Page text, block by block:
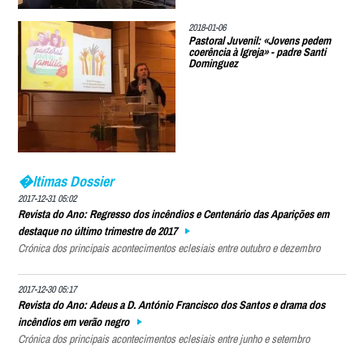
2018-01-06
Pastoral Juvenil: «Jovens pedem
coerência à Igreja» - padre Santi
Dominguez
�ltimas Dossier
2017-12-31 05:02
Revista do Ano: Regresso dos incêndios e Centenário das Aparições em
destaque no último trimestre de 2017
Crónica dos principais acontecimentos eclesiais entre outubro e dezembro
2017-12-30 05:17
Revista do Ano: Adeus a D. António Francisco dos Santos e drama dos
incêndios em verão negro
Crónica dos principais acontecimentos eclesiais entre junho e setembro